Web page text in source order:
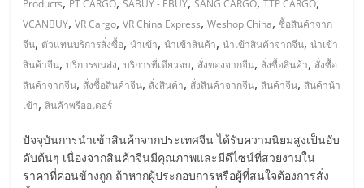
ไทย,
SMEs,
แฟ
รน
Products PT CARGO SABUY - EBUY SANG CARGO TTP CARGO
VCANBUY,VR Cargo,VR China Express,Weshop China,ซื้อสินค้าจาก
จีน, ตัวแทนบริการสั่งซื้อ,นำเข้า,นำเข้าสินค้า,นำเข้าสินค้าจากจีน,นำเข้า
สินค้าจีน,บริการขนส่ง,บริการที่เดียวจบ, สั่งของจากจีน, สั่งซื้อสินค้า, สั่งซื้อ
สินค้าจากจีน, สั่งซื้อสินค้าจีน, สั่งสินค้า, สั่งสินค้าจากจีน,สินค้าจีน,สินค้านำ
เข้า,สินค้าพรีออเดอร์
ปัจจุบันการนำเข้าสินค้าจากประเทศจีน ได้รับความนิยมสูงเป็นอับ
ดับต้นๆ เนื่องจากสินค้าจีนมีคุณภาพและมีดีไซน์ที่สวยงามใน
ราคาที่ค่อนข้างถูก ถ้าหากผู้ประกอบการหรือผู้ที่สนใจต้องการสั่ง